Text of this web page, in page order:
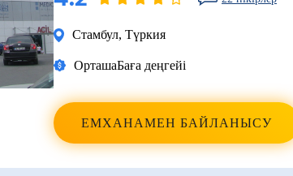
Стамбул, Түркия
ОрташаБаға деңгейі
ЕМХАНАМЕН БАЙЛАНЫСУ